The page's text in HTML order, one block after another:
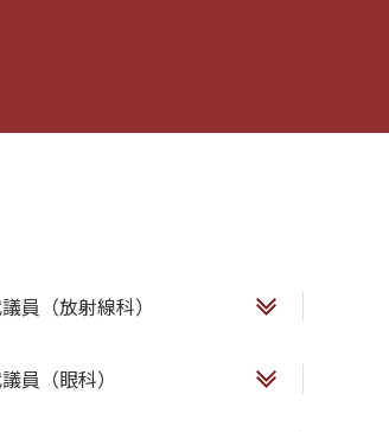
員（放射線科）
員（眼科）